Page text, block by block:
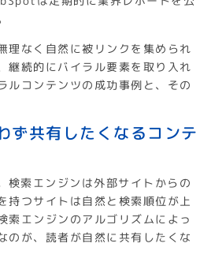
理なく自然に被リンクを集められ
継続的にバイラル要素を取り入れ
ルコンテンツの成功事例と、その
ず共有したくなるコンテ
検索エンジンは外部サイトからの
持つサイトは自然と検索順位が上
索エンジンのアルゴリズムによっ
のが、読者が自然に共有したくな